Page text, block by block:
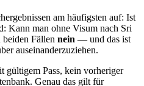
am häufigsten auf: Ist
Kann man ohne Visum nach Sri
Fällen nein — und das ist
auseinanderzuziehen.
gültigem Pass, kein vorheriger
Genau das gilt für